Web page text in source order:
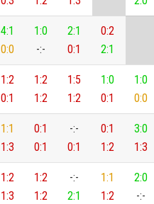
4:1
0:0
1:0
-:-
2:1
0:1
0:2
2:1
1:2
0:1
1:2
1:2
1:5
1:2
1:0
0:1
1:0
0:0
1:1
1:3
0:1
0:1
-:-
0:1
0:1
1:2
3:0
1:3
1:2
1:3
1:2
1:2
-:-
2:1
1:1
1:2
2:0
-:-